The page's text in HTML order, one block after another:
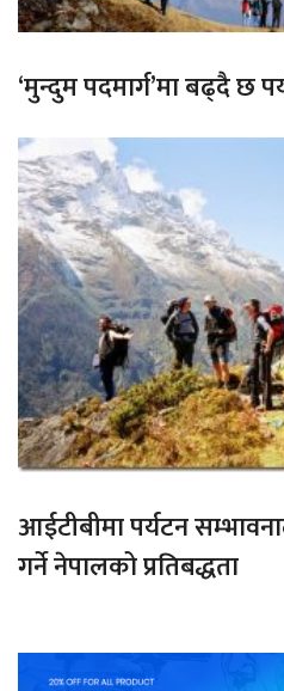
‘मुन्दुम पदमार्ग’मा बढ्दै
आईटीबीमा पर्यटन
गर्ने नेपालको प्रतिबद्धता